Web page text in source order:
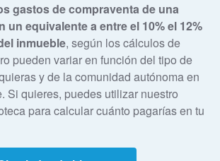
gastos de compraventa de una
un equivalente a entre el 10% el 12%
inmueble, según los cálculos de
pueden variar en función del tipo de
y de la comunidad autónoma en
Si quieres, puedes utilizar nuestro
para calcular cuánto pagarías en tu